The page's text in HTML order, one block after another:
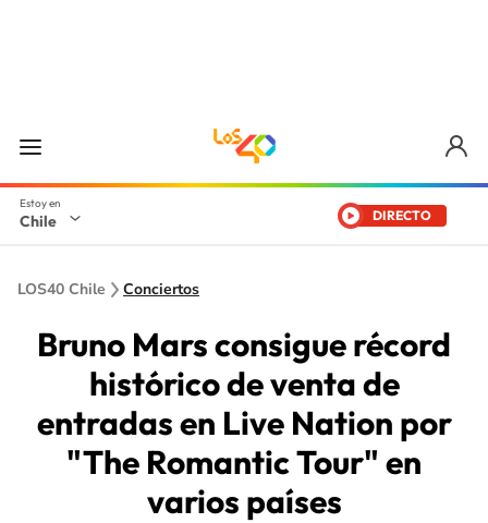
Chile DIRECTO
LOS40 Chile Conciertos
Bruno Mars consigue récord
histórico de venta de
entradas en Live Nation por
"The Romantic Tour" en
varios países